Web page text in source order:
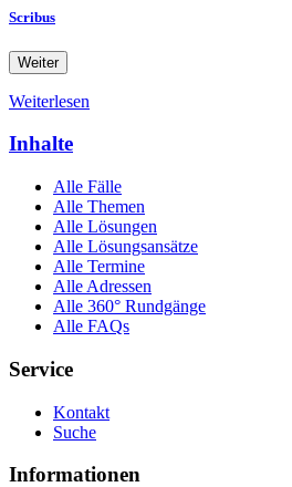
Scribus
Weiter
Weiterlesen
Inhalte
Alle Fälle
Alle Themen
Alle Lösungen
Alle Lösungsansätze
Alle Termine
Alle Adressen
Alle 360° Rundgänge
Alle FAQs
Service
Kontakt
Suche
Informationen